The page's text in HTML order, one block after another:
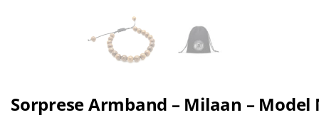
Sorprese Armband – Milaan – Model